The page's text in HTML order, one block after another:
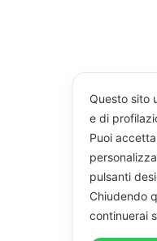
Questo sito
e di
Puoi
pulsanti
Chiudendo
continuerai